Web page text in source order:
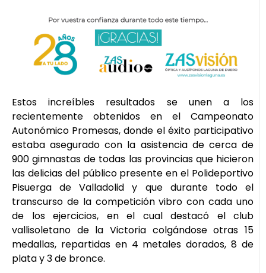
Estos increíbles resultados se unen a los
recientemente obtenidos en el Campeonato
Autonómico Promesas, donde el éxito participativo
estaba asegurado con la asistencia de cerca de
900 gimnastas de todas las provincias que hicieron
las delicias del público presente en el Polideportivo
Pisuerga de Valladolid y que durante todo el
transcurso de la competición vibro con cada uno
de los ejercicios, en el cual destacó el club
vallisoletano de la Victoria colgándose otras 15
medallas, repartidas en 4 metales dorados, 8 de
plata y 3 de bronce.